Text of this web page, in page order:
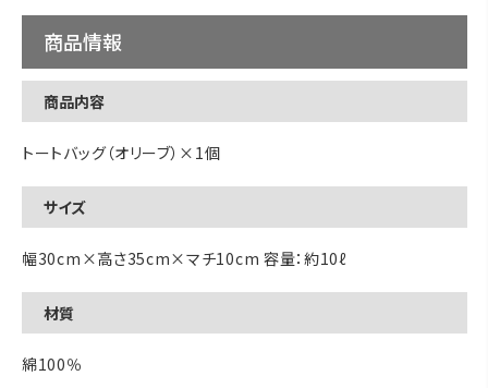
商品情報
商品内容
トートバッグ（オリーブ）×1個
サイズ
幅30cm×高さ35cm×マチ10cm 容量：約10ℓ
材質
綿100％